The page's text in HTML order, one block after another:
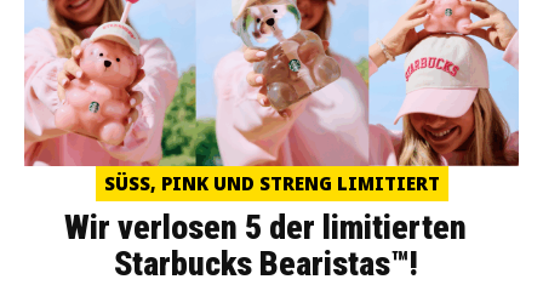
SÜSS, PINK UND STRENG LIMITIERT
Wir verlosen 5 der limitierten
Starbucks Bearistas™!